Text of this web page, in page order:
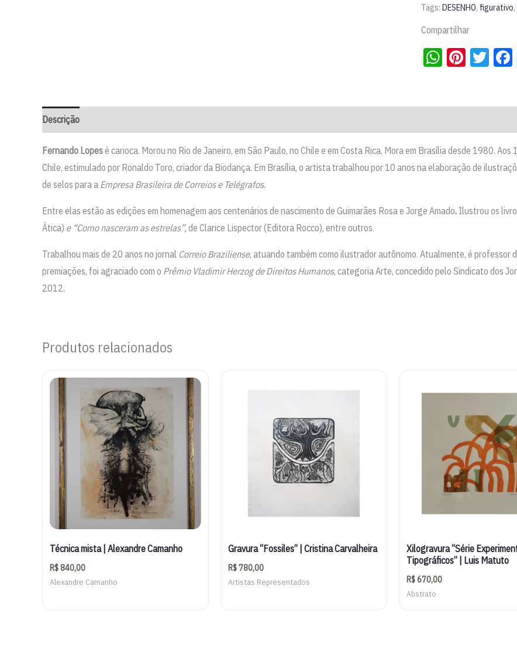
em
paz'
Fernando
Tags: DESENHO, figurativo,
Compartilhar
WhatsApp
Descrição
Fernando Lopesé carioca. Morou no Rio de Janeiro, em São Paulo, no Chile e em Costa Rica. Mora em Brasília desde 1980.
Chile, estimulado por Ronaldo Toro, criador da Biodança. Em Brasília, o artista trabalhou por 10 anos na elaboração de
de selos para a Empresa Brasileira de Correios e Telégrafos.
Entre elas estão as edições em homenagem aos centenários de nascimento de Guimarães Rosa e Jorge Amado. Ilustrou os
Ática) e “Como nasceram as estrelas”, de Clarice Lispector (Editora Rocco), entre outros.
Trabalhou mais de 20 anos no jornal Correio Braziliense, atuando também como ilustrador autônomo. Atualmente, é professor
premiações, foi agraciado com o Prêmio Vladimir Herzog de Direitos Humanos, categoria Arte, concedido pelo Sindicato dos
2012.
Produtos relacionados
Técnica mista | Alexandre Camanho
R$840,00
Alexandre Camanho
Gravura “Fossiles” | Cristina Carvalheira
R$780,00
Artistas Representados
Xilogravura “Série
Tipográficos” | Luis Matuto
R$670,00
Abstrato